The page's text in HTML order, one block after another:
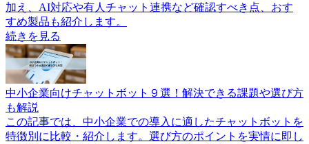
加え、AI対応や有人チャット連携など確認すべき点、おす
すめ製品も紹介します。
続きを見る
中小企業向けチャットボット９選！解決できる課題や選び方
も解説
この記事では、中小企業での導入に適したチャットボットを
特徴別に比較・紹介します。選び方のポイントを実情に即し